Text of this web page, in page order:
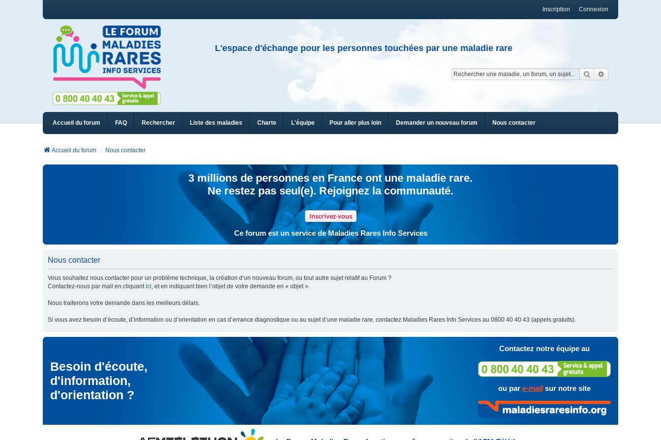
Connexion
Inscription
L'espace d'échange pour les personnes touchées par une maladie rare
Rechercher
Accueil du forum FAQ Rechercher Liste des maladies Charte L'équipe Pour aller plus loin Demander un nouveau forum Nous contacter
Accueil du forum Nous contacter
3 millions de personnes en France ont une maladie rare.
Ne restez pas seul(e). Rejoignez la communauté.
Inscrivez-vous
Ce forum est un service de Maladies Rares Info Services
Nous contacter
Vous souhaitez nous contacter pour un problème technique, la création d’un nouveau forum, ou tout autre sujet relatif au Forum ?
Contactez-nous par mail en cliquantici, et en indiquant bien l’objet de votre demande en « objet ».
Nous traiterons votre demande dans les meilleurs délais.
Si vous avez besoin d’écoute, d’information ou d’orientation en cas d’errance diagnostique ou au sujet d’une maladie rare, contactez Maladies Rares Info Services au 0800 40 40 43 (appels gratuits).
Besoin d'écoute,
d'information,
d'orientation ?
Contactez notre équipe au
ou par e-mailsur notre site